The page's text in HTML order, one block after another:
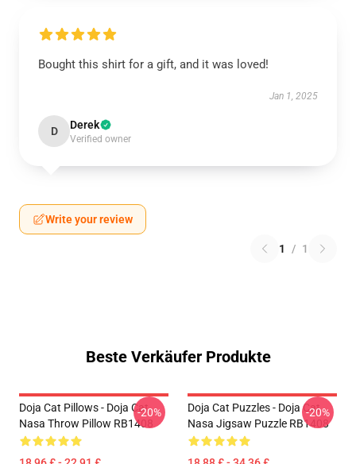
Bought this shirt for a gift, and it was loved!
Jan 1, 2025
D Derek
Verified owner
Write your review
1 / 1
Beste Verkäufer Produkte
Doja Cat Pillows - Doja Cat
Nasa Throw Pillow RB1408
-20%
Doja Cat Puzzles - Doja Cat
Nasa Jigsaw Puzzle RB1408
-20%